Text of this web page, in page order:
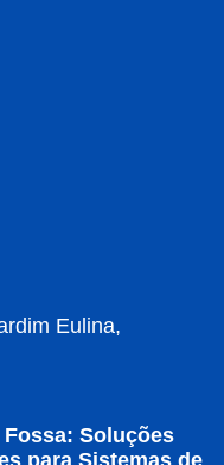
Eulina,
Fossa: Soluções
para Sistemas de